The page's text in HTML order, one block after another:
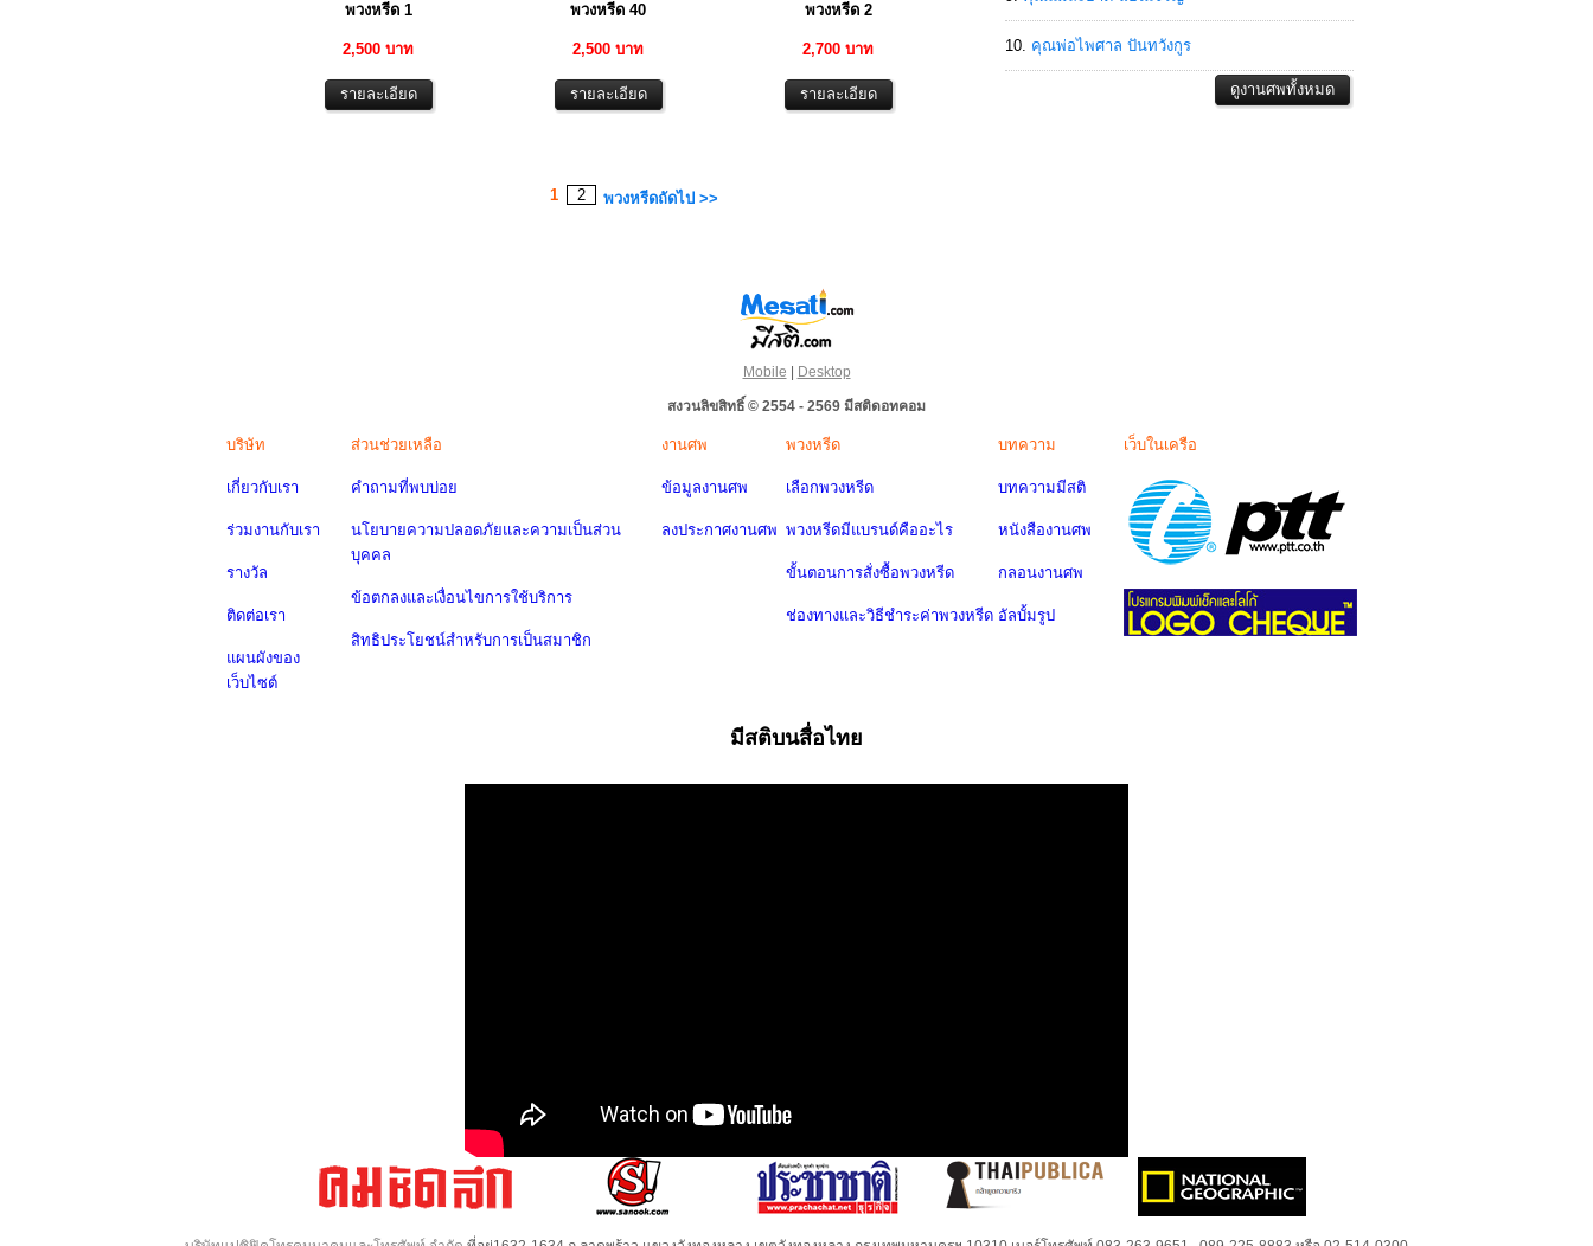
พวงหรีด 1
2,500 บาท
พวงหรีด 40
2,500 บาท
พวงหรีด 2
2,700 บาท
1 2 พวงหรีดถัดไป >>
คุณพ่อไพศาล ปันทวังกูร
Mobile | Desktop
สงวนลิขสิทธิ์ © 2554 - 2569 มีสติดอทคอม
บริษัท
เกี่ยวกับเรา
ร่วมงานกับเรา
รางวัล
ติดต่อเรา
แผนผังของ
เว็บไซต์
ส่วนช่วยเหลือ
คำถามที่พบบ่อย
นโยบายความปลอดภัยและความเป็นส่วน
บุคคล
ข้อตกลงและเงื่อนไขการใช้บริการ
สิทธิประโยชน์สำหรับการเป็นสมาชิก
งานศพ
ข้อมูลงานศพ
ลงประกาศงานศพ
พวงหรีด
เลือกพวงหรีด
พวงหรีดมีแบรนด์คืออะไร
ขั้นตอนการสั่งซื้อพวงหรีด
ช่องทางและวิธีชำระค่าพวงหรีด
บทความ
บทความมีสติ
หนังสืองานศพ
กลอนงานศพ
อัลบั้มรูป
เว็บในเครือ
มีสติบนสื่อไทย